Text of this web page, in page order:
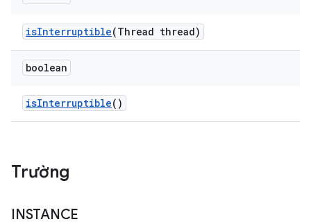
isInterruptible(Thread thread)
boolean
isInterruptible()
Trường
INSTANCE